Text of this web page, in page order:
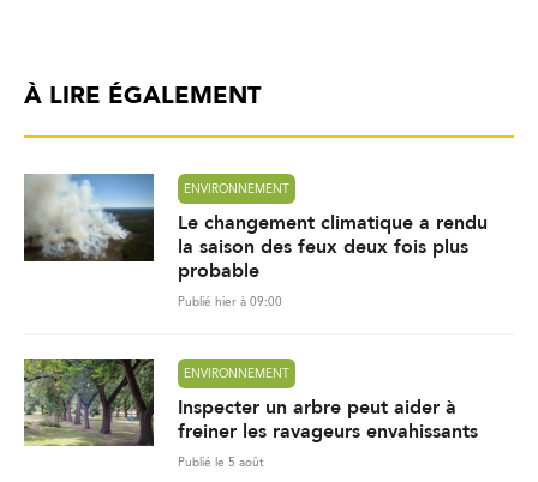
À LIRE ÉGALEMENT
ENVIRONNEMENT
Le changement climatique a rendu
la saison des feux deux fois plus
probable
Publié hier à 09:00
ENVIRONNEMENT
Inspecter un arbre peut aider à
freiner les ravageurs envahissants
Publié le 5 août